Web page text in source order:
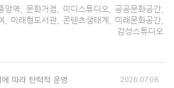
앙역 문화거점 미디스튜디오 공공문화공간
미래형도서관 콘텐츠생태계 미래문화공간
감성스튜디오
따라 탄력적 운영 2026.07.08